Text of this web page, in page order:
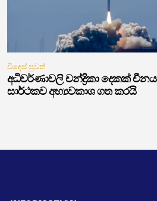
විදෙස් පුවත්
අධිවර්ණාවලි චන්ද්‍රිකා දෙකක් චීනය
සාර්ථකව අභ්‍යවකාශ ගත කරයි